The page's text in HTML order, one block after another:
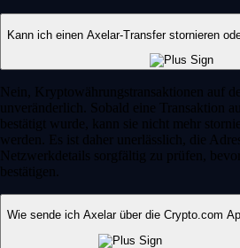
Kann ich einen Axelar-Transfer stornieren
Nein, Kryptowährungstransaktionen auf
unveränderlich. Sobald eine Transaktion
bestätigt wurde, kann sie nicht mehr
werden. Es ist daher unerlässlich, die
Netzwerkdetails sorgfältig zu prüfen,
bestätigen.
Wie sende ich Axelar über die Crypto.com